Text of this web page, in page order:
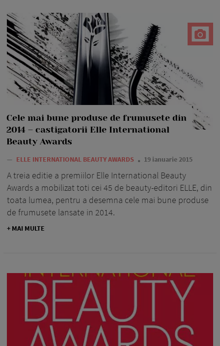
Cele mai bune produse de frumusete din
2014 – castigatorii Elle International
Beauty Awards
— ELLE INTERNATIONAL BEAUTY AWARDS 19 ianuarie 2015
A treia editie a premiilor Elle International Beauty
Awards a mobilizat toti cei 45 de beauty-editori ELLE, din
toata lumea, pentru a desemna cele mai bune produse
de frumusete lansate in 2014.
+ MAI MULTE